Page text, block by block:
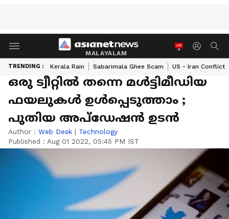
MALAYALAM
TRENDING : Kerala Rain Sabarimala Ghee Scam US - Iran Conflict
ഒരു ട്വീറ്റില്‍ തന്നെ മൾട്ടിമീഡിയ
ഫയലുകൾ ഉൾപ്പെടുത്താം ;
പുതിയ അപ്ഡേഷൻ ഉടൻ
Author : Web Desk | Technology
Published : Aug 01 2022, 05:45 PM IST